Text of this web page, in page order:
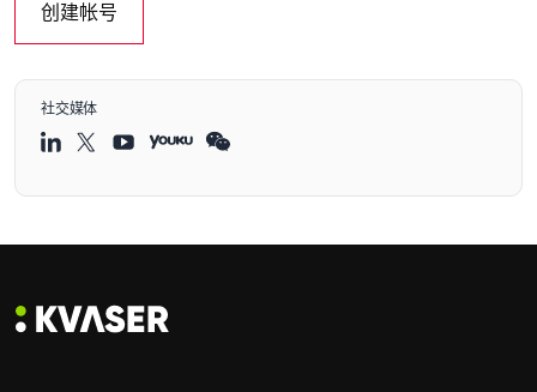
创建帐号
社交媒体